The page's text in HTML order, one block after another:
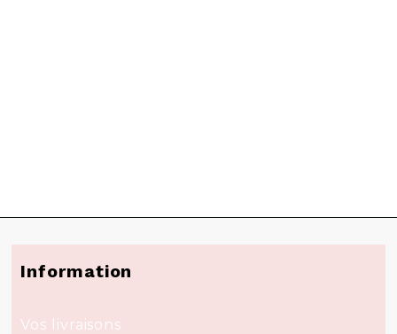
Information
Vos livraisons